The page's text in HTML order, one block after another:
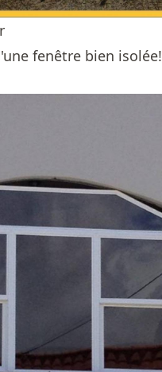
fenêtre bien isolée!